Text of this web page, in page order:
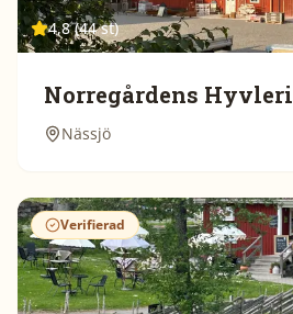
4,8 (44 st)
Norregårdens Hyvleri
Nässjö
Verifierad